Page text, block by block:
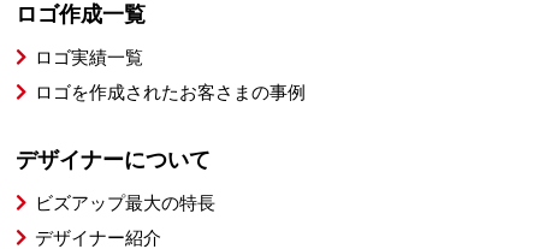
ロゴ作成一覧
ロゴ実績一覧
ロゴを作成されたお客さまの事例
デザイナーについて
ビズアップ最大の特長
デザイナー紹介